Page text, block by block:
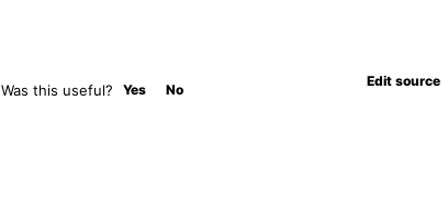
Was this useful? Yes No
Edit source